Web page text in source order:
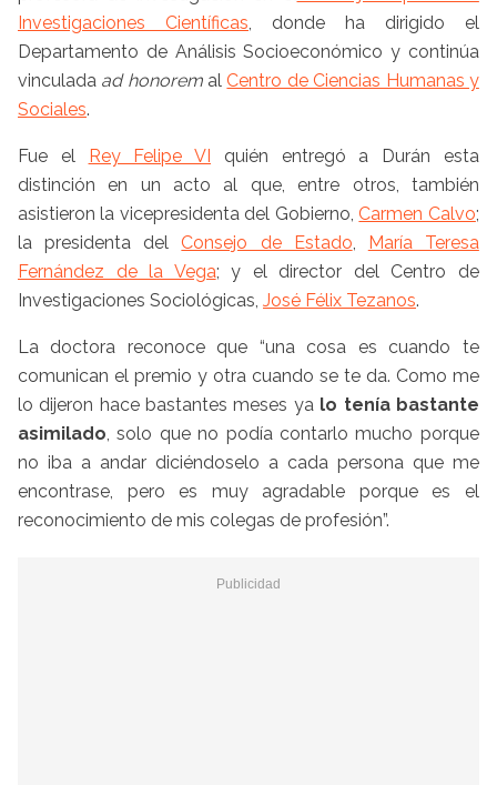
Investigaciones Científicas, donde ha dirigido el
Departamento de Análisis Socioeconómico y continúa
vinculada ad honoremalCentro de Ciencias Humanas y
Sociales.
Fue el Rey Felipe VI
quién entregó a Durán esta
distinción en un acto al que, entre otros, también
asistieron la vicepresidenta del Gobierno,Carmen Calvo;
la presidenta delConsejo de Estado,
María Teresa
Fernández de la Vega; y el director del Centro de
Investigaciones Sociológicas, José Félix Tezanos.
La doctora reconoce que “una cosa es cuando te
comunican el premio y otra cuando se te da. Como me
lo dijeron hace bastantes meses ya lo tenía bastante
asimilado, solo que no podía contarlo mucho porque
no iba a andar diciéndoselo a cada persona que me
encontrase, pero es muy agradable porque es el
reconocimiento de mis colegas de profesión”.